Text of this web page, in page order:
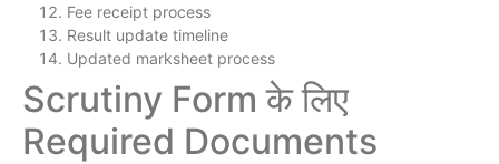
Fee receipt process
Result update timeline
Updated marksheet process
Scrutiny Form के लिए
Required Documents